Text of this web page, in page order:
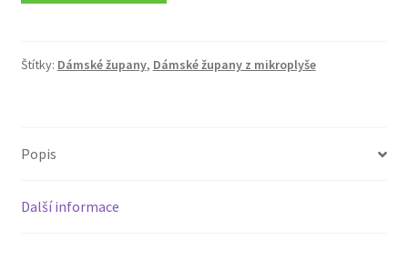
Štítky: Dámské župany, Dámské župany z mikroplyše
Popis
Další informace